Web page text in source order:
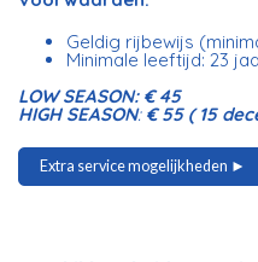
Geldig rijbewijs
Minimale leeftijd: 23
LOW SEASON: € 45
HIGH SEASON: € 55 ( 15
Extra service mogelijkheden ►